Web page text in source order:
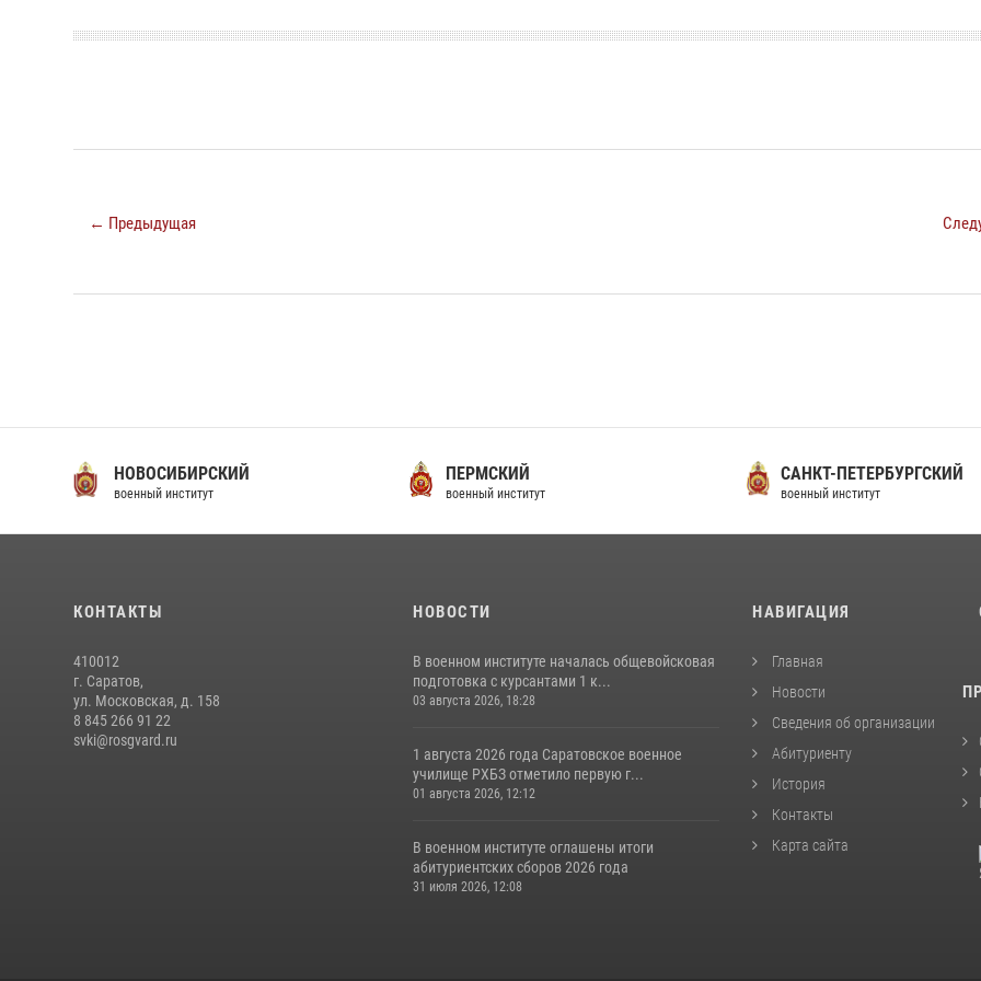
← Предыдущая
НОВОСИБИРСКИЙ
военный институт
ПЕРМСКИЙ
военный институт
САНКТ-ПЕТЕРБУРГСКИЙ
военный институт
КОНТАКТЫ
410012
г. Саратов,
ул. Московская, д. 158
8 845 266 91 22
svki@rosgvard.ru
НОВОСТИ
В военном институте началась общевойсковая
подготовка с курсантами 1 к...
03 августа 2026, 18:28
1 августа 2026 года Саратовское военное
училище РХБЗ отметило первую г...
01 августа 2026, 12:12
В военном институте оглашены итоги
абитуриентских сборов 2026 года
31 июля 2026, 12:08
НАВИГАЦИЯ
Главная
Новости
Сведения об организации
Абитуриенту
История
Контакты
Карта сайта